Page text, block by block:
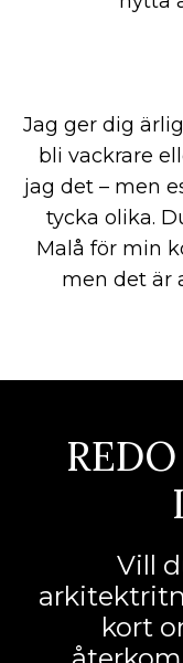
Jag ger dig
bli vackrare
jag det – men
tycka olika.
Malå för min
men det är
Vill
kort